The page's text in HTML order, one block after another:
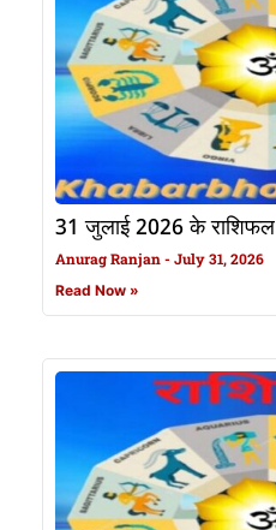
31 जुलाई 2026 के राशिफल
Anurag Ranjan July 31, 2026
Read Now »